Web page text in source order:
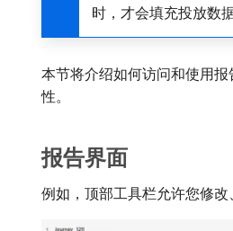
时，才会填充投放数
本节将介绍如何访问和使用
性。
报告界面
例如，顶部工具栏允许您修改